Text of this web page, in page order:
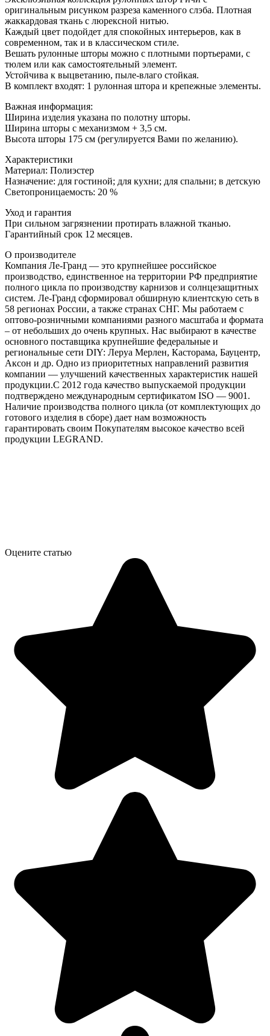
оригинальным рисунком разреза каменного слэба. Плотная
жаккардовая ткань с люрексной нитью.
Каждый цвет подойдет для спокойных интерьеров, как в
современном, так и в классическом стиле.
Вешать рулонные шторы можно с плотными портьерами, с
тюлем или как самостоятельный элемент.
Устойчива к выцветанию, пыле-влаго стойкая.
В комплект входят: 1 рулонная штора и крепежные элементы.
Важная информация:
Ширина изделия указана по полотну шторы.
Ширина шторы с механизмом + 3,5 см.
Высота шторы 175 см (регулируется Вами по желанию).
Характеристики
Материал: Полиэстер
Назначение: для гостиной; для кухни; для спальни; в детскую
Светопроницаемость: 20 %
Уход и гарантия
При сильном загрязнении протирать влажной тканью.
Гарантийный срок 12 месяцев.
О производителе
Компания Ле-Гранд — это крупнейшее российское
производство, единственное на территории РФ предприятие
полного цикла по производству карнизов и солнцезащитных
систем. Ле-Гранд сформировал обширную клиентскую сеть в
58 регионах России, а также странах СНГ. Мы работаем с
оптово-розничными компаниями разного масштаба и формата
– от небольших до очень крупных. Нас выбирают в качестве
основного поставщика крупнейшие федеральные и
региональные сети DIY: Леруа Мерлен, Касторама, Бауцентр,
Аксон и др. Одно из приоритетных направлений развития
компании — улучшений качественных характеристик нашей
продукции.С 2012 года качество выпускаемой продукции
подтверждено международным сертификатом ISO — 9001.
Наличие производства полного цикла (от комплектующих до
готового изделия в сборе) дает нам возможность
гарантировать своим Покупателям высокое качество всей
продукции LEGRAND.
Оцените статью